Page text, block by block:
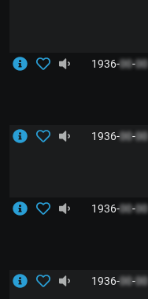
1936-00-00
1936-00-00
1936-00-00
1936-00-00